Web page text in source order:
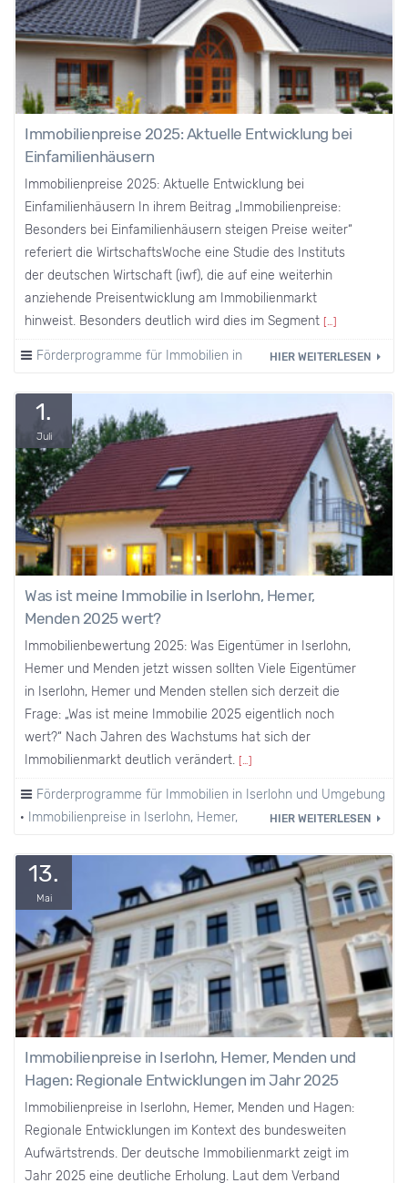
Immobilienpreise 2025: Aktuelle Entwicklung bei
Einfamilienhäusern
Immobilienpreise 2025: Aktuelle Entwicklung bei
Einfamilienhäusern In ihrem Beitrag „Immobilienpreise:
Besonders bei Einfamilienhäusern steigen Preise weiter“
referiert die WirtschaftsWoche eine Studie des Instituts
der deutschen Wirtschaft (iwf), die auf eine weiterhin
anziehende Preisentwicklung am Immobilienmarkt
hinweist. Besonders deutlich wird dies im Segment […]
Förderprogramme für Immobilien in Iserlohn und Umgebung
HIER WEITERLESEN
1.
Juli
Was ist meine Immobilie in Iserlohn, Hemer,
Menden 2025 wert?
Immobilienbewertung 2025: Was Eigentümer in Iserlohn,
Hemer und Menden jetzt wissen sollten Viele Eigentümer
in Iserlohn, Hemer und Menden stellen sich derzeit die
Frage: „Was ist meine Immobilie 2025 eigentlich noch
wert?“ Nach Jahren des Wachstums hat sich der
Immobilienmarkt deutlich verändert. […]
Förderprogramme für Immobilien in Iserlohn und Umgebung
· Immobilienpreise in Iserlohn, Hemer, Menden und Umgebung
HIER WEITERLESEN
13.
Mai
Immobilienpreise in Iserlohn, Hemer, Menden und
Hagen: Regionale Entwicklungen im Jahr 2025
Immobilienpreise in Iserlohn, Hemer, Menden und Hagen:
Regionale Entwicklungen im Kontext des bundesweiten
Aufwärtstrends. Der deutsche Immobilienmarkt zeigt im
Jahr 2025 eine deutliche Erholung. Laut dem Verband